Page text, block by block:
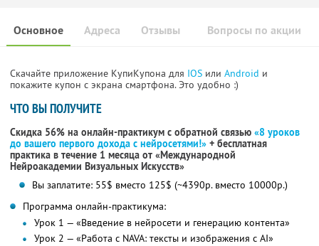
Основное Отзывы Вопросы по акции
Адреса
Скачайте приложение КупиКупона для IOS или Android и
покажите купон с экрана смартфона. Это удобно :)
ЧТО ВЫ ПОЛУЧИТЕ
Скидка 56% на онлайн-практикум с обратной связью «8 уроков
до вашего первого дохода с нейросетями!» + бесплатная
практика в течение 1 месяца от «Международной
Нейроакадемии Визуальных Искусств»
Вы заплатите: 55$ вместо 125$ (~4390р. вместо 10000р.)
Программа онлайн-практикума:
Урок 1 — «Введение в нейросети и генерацию контента»
Урок 2 — «Работа с NAVA: тексты и изображения с AI»